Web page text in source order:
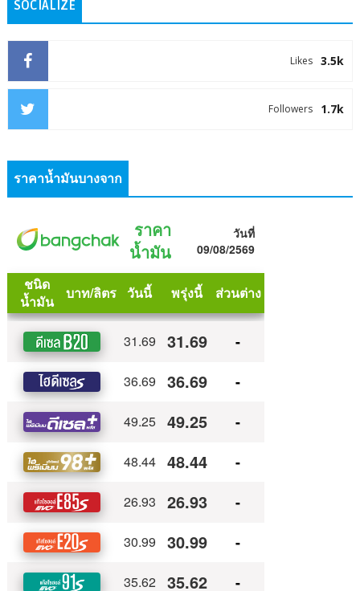
SOCIALIZE
3.5k
Likes
1.7k
Followers
ราคาน้ำมันบางจาก